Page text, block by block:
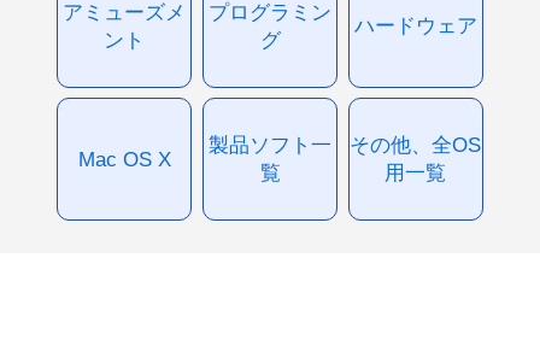
アミューズメ
ント
プログラミン
グ
ハードウェア
Mac OS X
製品ソフト一
覧
その他、全OS
用一覧